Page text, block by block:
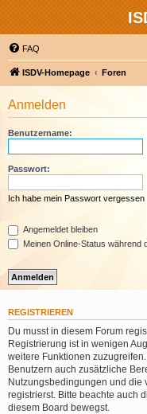
FAQ
ISDV-Homepage Foren
Anmelden
Benutzername:
Passwort:
Ich habe mein Passwort vergessen
Angemeldet bleiben
Meinen Online-Status während
REGISTRIEREN
Du musst in diesem Forum
Registrierung ist in wenigen
weitere Funktionen
Benutzern auch zusätzliche
Nutzungsbedingungen und die
registrierst. Bitte beachte auch
diesem Board bewegst.